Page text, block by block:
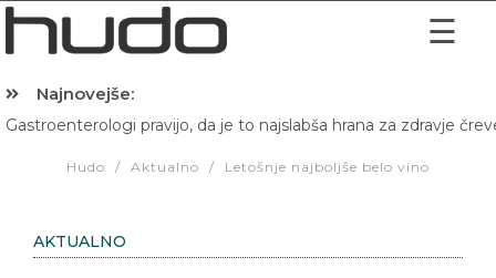
Najnovejše:
Gastroenterologi pravijo, da je to najslabša hrana za zdravje
Hudo / Aktualno / Letošnje najboljše belo vino
AKTUALNO